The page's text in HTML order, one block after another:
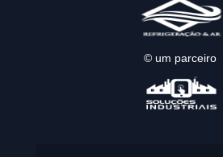
© um parceiro